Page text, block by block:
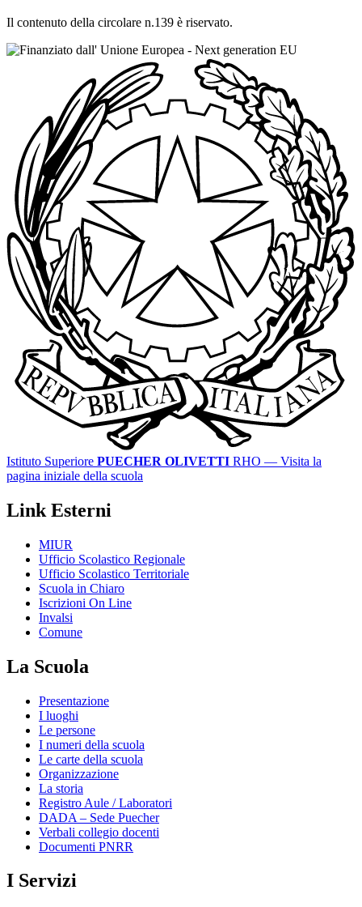
Il contenuto della circolare n.139 è riservato.
Istituto Superiore PUECHER OLIVETTI RHO — Visita la
pagina iniziale della scuola
Link Esterni
MIUR
Ufficio Scolastico Regionale
Ufficio Scolastico Territoriale
Scuola in Chiaro
Iscrizioni On Line
Invalsi
Comune
La Scuola
Presentazione
I luoghi
Le persone
I numeri della scuola
Le carte della scuola
Organizzazione
La storia
Registro Aule / Laboratori
DADA – Sede Puecher
Verbali collegio docenti
Documenti PNRR
I Servizi